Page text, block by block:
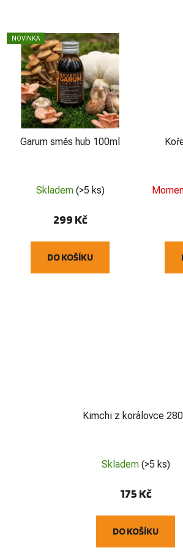
NOVINKA
Garum směs hub 100ml
Skladem (>5 ks)
299 Kč
DO KOŠÍKU
Kimchi z korálovce
hodnocení
produktu
z
Skladem (>5 ks)
175 Kč
DO KOŠÍKU